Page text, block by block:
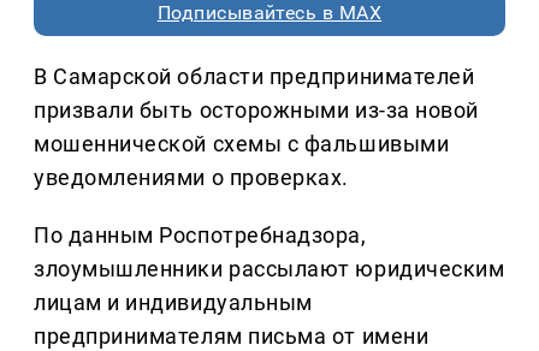
Подписывайтесь в MAX
В Самарской области предпринимателей
призвали быть осторожными из-за новой
мошеннической схемы с фальшивыми
уведомлениями о проверках.
По данным Роспотребнадзора,
злоумышленники рассылают юридическим
лицам и индивидуальным
предпринимателям письма от имени